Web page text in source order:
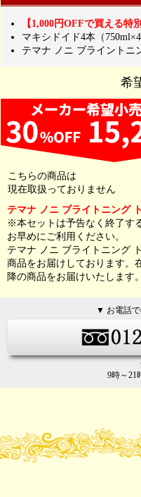
【1,000円OFFで買える特
マキシドイド4本（750ml×4
テマナ ノニ ブライントニ
希
こちらの商品は
現在取扱っておりません
テマナ ノニ ブライトニング
※本セットは予告なく終了す
お早めにご利用ください。
テマナ ノニ ブライトニング
商品をお届けしております。
降の商品をお届けいたします。
▼ お電話
9時～21